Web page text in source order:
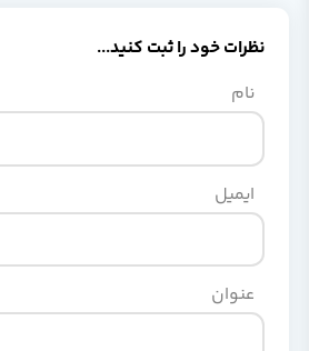
نظرات خود را ثبت کنید...
نام
ایمیل
عنوان